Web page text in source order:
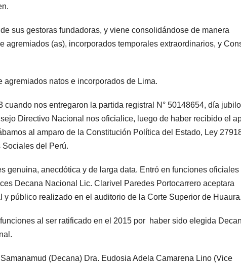
sus gestoras fundadoras, y viene consolidándose de manera
agremiados (as), incorporados temporales extraordinarios, y
agremiados natos e incorporados de Lima.
cuando nos entregaron la partida registral N° 50148654, día
Directivo Nacional nos oficialice, luego de haber recibido el
al amparo de la Constitución Política del Estado, Ley
Sociales del Perú.
genuina, anecdótica y de larga data. Entró en funciones oficiales
Decana Nacional Lic. Clarivel Paredes Portocarrero aceptara
público realizado en el auditorio de la Corte Superior de Huaura.
al ser ratificado en el 2015 por haber sido elegida
(Decana) Dra. Eudosia Adela Camarena Lino (Vice